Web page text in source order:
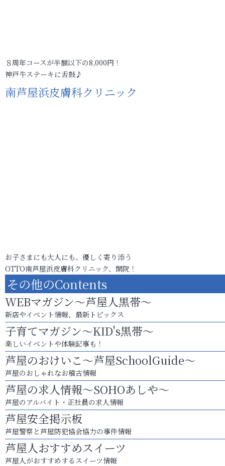
８周年コースが半額以下の8,000円！
神戸牛ステーキに舌鼓♪
南芦屋浜皮膚科クリニック
お子さまにも大人にも、優しく寄り添う
OTTO南芦屋浜皮膚科クリニック、開院！
その他のContents
WEBマガジン～芦屋人黒帯～
新店やイベント情報、最新トピックス
子育てマガジン～KID's黒帯～
楽しいイベントや体験記事も！
芦屋のおけいこ～芦屋SchoolGuide～
芦屋のおしゃれなお稽古情報
芦屋の求人情報～SOHOあしや～
芦屋のアルバイト・正社員の求人情報
芦屋安全掲示板
芦屋警察と芦屋防犯協会協力の事件情報
芦屋人おすすめスイーツ
芦屋人がおすすめするスイーツ情報